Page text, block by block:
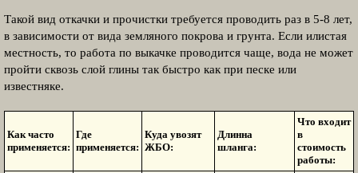
Такой вид откачки и прочистки требуется проводить раз в 5-8 лет,
в зависимости от вида земляного покрова и грунта. Если илистая
местность, то работа по выкачке проводится чаще, вода не может
пройти сквозь слой глины так быстро как при песке или
известняке.
Как часто
применяется:
Где
применяется:
Куда увозят
ЖБО:
Длинна
шланга:
Что входит
в
стоимость
работы: